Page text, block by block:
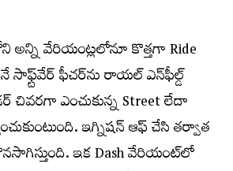
వేరియంట్లలోనూ కొత్తగా Ride
సాఫ్ట్‌వేర్ ఫీచర్‌ను రాయల్ ఎన్‌ఫీల్డ్
చివరగా ఎంచుకున్న Street లేదా
ఇగ్నిషన్ ఆఫ్ చేసి తర్వాత
ఇక Dash వేరియంట్‌లో